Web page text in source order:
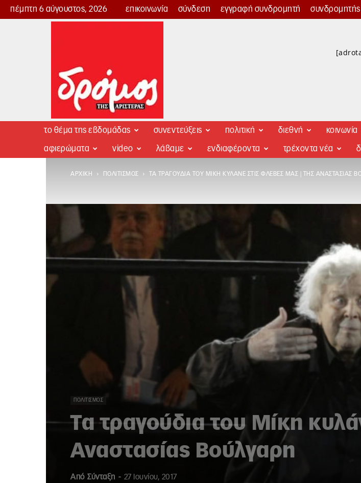
πέμπτη 6 αύγουστος, 2026 επικοινωνία σύνδεση εγγραφή συνδρομητή συνδρομητής
Δρόμος
το θέμα της εβδομάδας συνεντεύξεις πολιτική διεθνή κοινωνία
αφιερώματα video λάβαμε ενδιαφέροντα τρέχοντα νέα
ΑΡΧΙΚΉ ΠΟΛΙΤΙΣΜΌΣ ΤΑ ΤΡΑΓΟΎΔΙΑ ΤΟΥ ΜΊΚΗ ΚΥΛΆΝΕ ΣΤΙΣ ΦΛΈΒΕΣ ΜΑΣ | ΤΗΣ ΑΝΑΣΤΑΣΊΑΣ
ΠΟΛΙΤΙΣΜΌΣ
Τα τραγούδια του Μίκη
Αναστασίας Βούλγαρη
Από Σύνταξη - 27 Ιουνίου, 2017